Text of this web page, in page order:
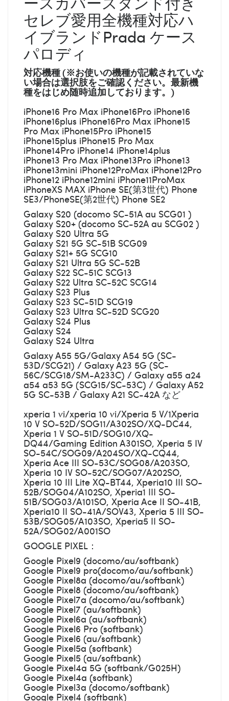
セレブ愛用全機種対応ハ
イブランドPrada ケース
パロディ
対応機種 (※お使いの機種が記載されていな
い場合は選択肢をご確認ください。最新機
種をはじめ随時追加しております。)
iPhone16 Pro Max iPhone16Pro iPhone16
iPhone16plus iPhone16Pro Max iPhone15
Pro Max iPhone15Pro iPhone15
iPhone15plus iPhone15 Pro Max
iPhone14Pro iPhone14 iPhone14plus
iPhone13 Pro Max iPhone13Pro iPhone13
iPhone13mini iPhone12ProMax iPhone12Pro
iPhone12 iPhone12mini iPhone11ProMax
iPhoneXS MAX iPhone SE(第3世代) Phone
SE3/PhoneSE(第2世代) Phone SE2
Galaxy S20 (docomo SC-51A au SCG01 )
Galaxy S20+ (docomo SC-52A au SCG02 )
Galaxy S20 Ultra 5G
Galaxy S21 5G SC-51B SCG09
Galaxy S21+ 5G SCG10
Galaxy S21 Ultra 5G SC-52B
Galaxy S22 SC-51C SCG13
Galaxy S22 Ultra SC-52C SCG14
Galaxy S23 Plus
Galaxy S23 SC-51D SCG19
Galaxy S23 Ultra SC-52D SCG20
Galaxy S24 Plus
Galaxy S24
Galaxy S24 Ultra
Galaxy A55 5G/Galaxy A54 5G (SC-
53D/SCG21) / Galaxy A23 5G (SC-
56C/SCG18/SM-A233C) / Galaxy a55 a24
a54 a53 5G (SCG15/SC-53C) / Galaxy A52
5G SC-53B / Galaxy A21 SC-42A など
xperia 1 vi/xperia 10 vi/Xperia 5 V/1Xperia
10 V SO-52D/SOG11/A302SO/XQ-DC44,
Xperia 1 V SO-51D/SOG10/XQ-
DQ44/Gaming Edition A301SO, Xperia 5 IV
SO-54C/SOG09/A204SO/XQ-CQ44,
Xperia Ace III SO-53C/SOG08/A203SO,
Xperia 10 IV SO-52C/SOG07/A202SO,
Xperia 10 III Lite XQ-BT44, Xperia10 III SO-
52B/SOG04/A102SO, Xperia1 III SO-
51B/SOG03/A101SO, Xperia Ace II SO-41B,
Xperia10 II SO-41A/SOV43, Xperia 5 III SO-
53B/SOG05/A103SO, Xperia5 II SO-
52A/SOG02/A001SO
GOOGLE PIXEL：
Google Pixel9 (docomo/au/softbank)
Google Pixel9 pro(docomo/au/softbank)
Google Pixel8a (docomo/au/softbank)
Google Pixel8 (docomo/au/softbank)
Google Pixel7a (docomo/au/softbank)
Google Pixel7 (au/softbank)
Google Pixel6a (au/softbank)
Google Pixel6 Pro (softbank)
Google Pixel6 (au/softbank)
Google Pixel5a (softbank)
Google Pixel5 (au/softbank)
Google Pixel4a 5G (softbank/G025H)
Google Pixel4a (softbank)
Google Pixel3a (docomo/softbank)
Google Pixel4 (softbank)